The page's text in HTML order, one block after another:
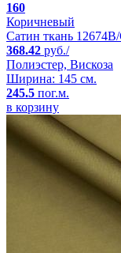
160
Коричневый
Сатин ткань
368.42 руб./
Полиэстер, Вискоза
Ширина: 145 см.
245.5 пог.м.
в корзину